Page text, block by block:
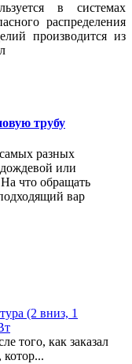
в системах
распределения
производится из
трубу
разных
или
что обращать
вар
(2 вниз, 1
того, как заказал